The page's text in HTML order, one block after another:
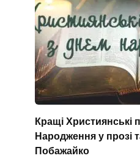
Кращі Християнські
Народження у прозі
Побажайко